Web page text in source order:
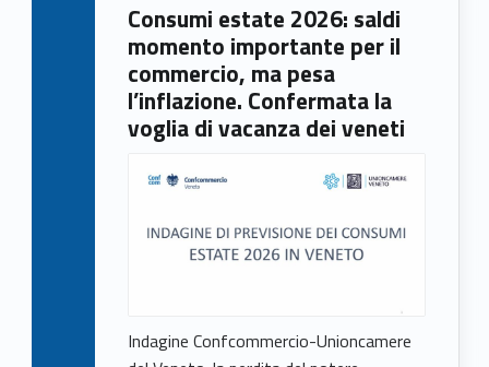
Consumi estate 2026: saldi
momento importante per il
commercio, ma pesa
l’inflazione. Confermata la
voglia di vacanza dei veneti
Indagine Confcommercio-Unioncamere